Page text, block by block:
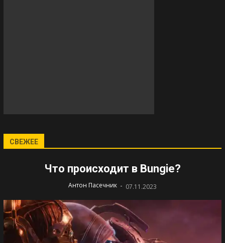
СВЕЖЕЕ
Что происходит в Bungie?
Антон Пасечник - 07.11.2023